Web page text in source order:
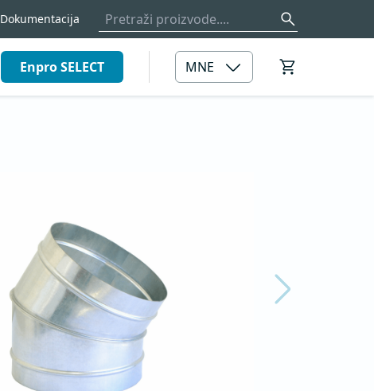
Dokumentacija
Enpro SELECT MNE